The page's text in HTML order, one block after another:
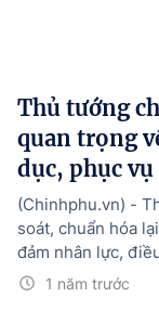
Thủ tướng
quan trọng
dục, phục
1 năm trước
(Chinhphu.vn) -
soát, chuẩn hóa
đảm nhân lực,